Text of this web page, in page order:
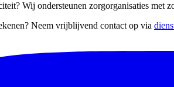
Wij ondersteunen zorgorganisaties
Neem vrijblijvend contact op via